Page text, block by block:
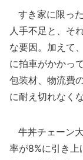
すき家に限っ
人手不足と、そ
な要因。加えて
に拍車がかかっ
包装材、物流費
に耐え切れなく
牛丼チェーン
率が8%に引き